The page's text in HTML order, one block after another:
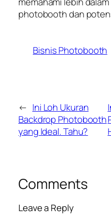
photobooth dan
Bisnis Photobooth
← Ini Loh Ukuran
Backdrop Photobooth
yang Ideal. Tahu?
Comments
Leave a Reply